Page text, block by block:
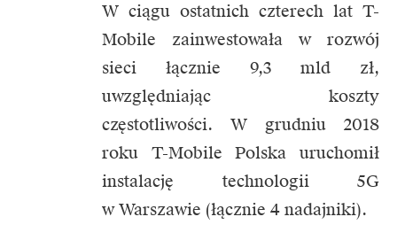
W ciągu ostatnich czterech lat T-
Mobile zainwestowała w rozwój
sieci łącznie 9,3 mld zł,
uwzględniając koszty
częstotliwości. W grudniu 2018
roku T-Mobile Polska uruchomił
instalację technologii 5G
w Warszawie (łącznie 4 nadajniki).